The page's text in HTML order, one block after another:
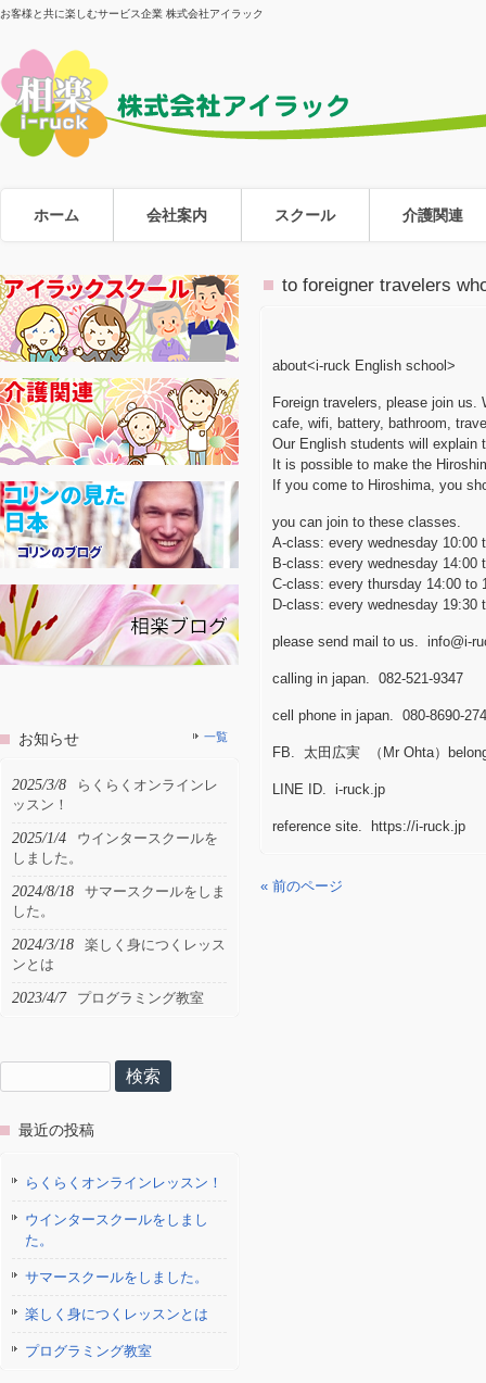
お客様と共に楽しむサービス企業 株式会社アイラック
ホーム 会社案内 スクール 介護関連
to foreigner travelers
about<i-ruck English school>
Foreign travelers, please join
cafe, wifi, battery, bathroom,
Our English students will explain
It is possible to make the
If you come to Hiroshima, you
you can join to these classes.
A-class: every wednesday 10:00
B-class: every wednesday 14:00
C-class: every thursday 14:00 to
D-class: every wednesday 19:30
please send mail to us. info@i-
calling in japan. 082-521-9347
cell phone in japan. 080-8690-
FB. 太田広実 （Mr Ohta）
LINE ID. i-ruck.jp
reference site. https://i-ruck.jp
« 前のページ
お知らせ 一覧
2025/3/8
らくらくオンラインレ
ッスン！
2025/1/4
ウインタースクールを
しました。
2024/8/18
サマースクールをしま
した。
2024/3/18
楽しく身につくレッス
ンとは
2023/4/7 プログラミング教室
索:
最近の投稿
らくらくオンラインレッスン！
ウインタースクールをしまし
た。
サマースクールをしました。
楽しく身につくレッスンとは
プログラミング教室